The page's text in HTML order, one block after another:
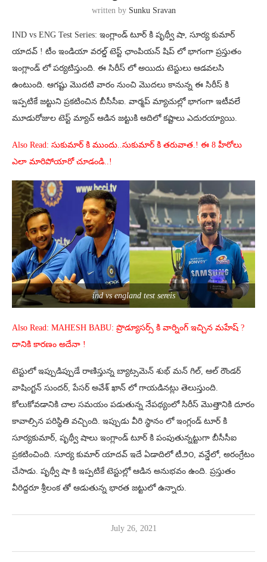
written by Sunku Sravan
IND vs ENG Test Series: ఇంగ్లాండ్ టూర్ కి పృథ్వీ షా, సూర్య కుమార్
యాదవ్ ! టీం ఇండియా వరల్డ్ టెస్ట్ ఛాంపియన్ షిప్ లో భాగంగా ప్రస్తుతం
ఇంగ్లాండ్ లో పర్యటిస్తుంది. ఈ సిరీస్ లో అయిదు టెస్టులు ఆడవలసి
ఉంటుంది. ఆగష్టు మొదటి వారం నుంచి మొదలు కానున్న ఈ సిరీస్ కి
ఇప్పటికే జట్టుని ప్రకటించిన బీసీసీఐ. వార్మప్ మ్యాచుల్లో భాగంగా ఇటీవలే
మూడురోజుల టెస్ట్ మ్యాచ్ ఆడిన జట్టుకి ఆదిలో కష్టాలు ఎదురయ్యాయి.
Also Read: సుకుమార్ కి ముందు..సుకుమార్ కి తరువాత.! ఈ 8 హీరోలు
ఎలా మారిపోయారో చూడండి..!
ind vs england test sereis
Also Read: MAHESH BABU: ప్రొడ్యూసర్స్ కి వార్నింగ్ ఇచ్చిన మహేష్ ?
దానికి కారణం అదేనా !
టెస్టులో ఇప్పుడిప్పుడే రాణిస్తున్న బ్యాట్సమెన్ శుభ్ మన్ గిల్, ఆల్ రౌండర్
వాషింగ్టన్ సుందర్, పేసర్ అవేశ్ ఖాన్ లో గాయడినట్లు తెలుస్తుంది.
కోలుకోవడానికి చాల సమయం పడుతున్న నేపథ్యంలో సిరీస్ మొత్తానికి దూరం
కావాల్సిన పరిస్థితి వచ్చింది. ఇప్పుడు వీరి స్థానం లో ఇంగ్లండ్ టూర్ కి
సూర్యకుమార్, పృథ్వీ షాలు ఇంగ్లాండ్ టూర్ కి పంపుతున్నట్టుగా బీసీసీఐ
ప్రకటించింది. సూర్య కుమార్ యాదవ్ ఇదే ఏడాదిలో టీ౨౦, వన్డేలో, అరంగ్రేటం
చేసాడు. పృథ్వీ షా కి ఇప్పటికే టెస్టుల్లో ఆడిన అనుభవం ఉంది. ప్రస్తుతం
వీరిద్దరూ శ్రీలంక తో ఆడుతున్న భారత జట్టులో ఉన్నారు.
July 26, 2021